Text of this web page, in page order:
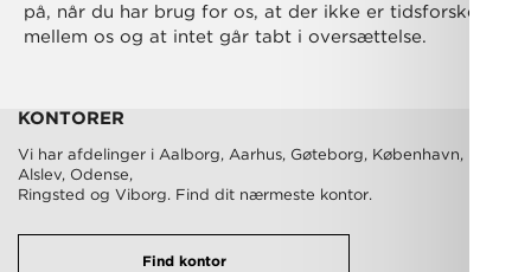
på, når du har brug for os, at der ikke er tidsforskel
mellem os og at intet går tabt i oversættelse.
KONTORER
Vi har afdelinger i Aalborg, Aarhus, Gøteborg, København, Nørre
Alslev, Odense,
Ringsted og Viborg. Find dit nærmeste kontor.
Find kontor